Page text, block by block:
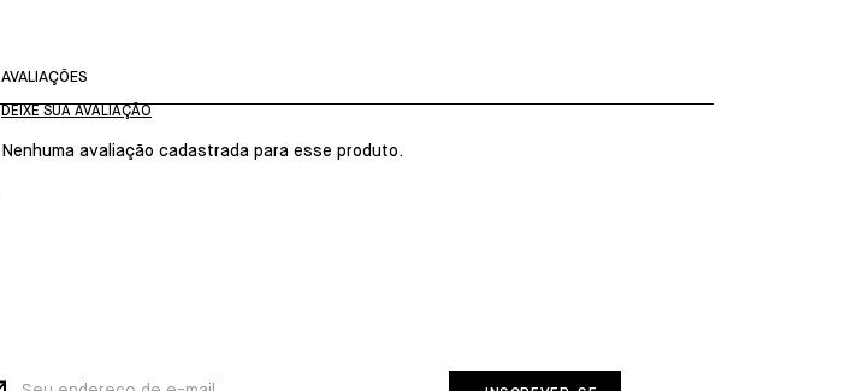
AVALIAÇÕES
Nenhuma avaliação cadastrada para esse produto.